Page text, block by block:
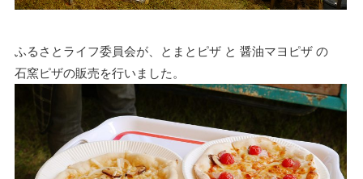
ふるさとライフ委員会が、とまとピザ と 醤油マヨピザ の
石窯ピザの販売を行いました。